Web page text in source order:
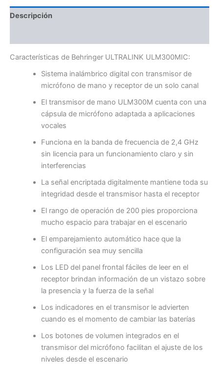
Descripción
Características de Behringer ULTRALINK ULM300MIC:
Sistema inalámbrico digital con transmisor de
micrófono de mano y receptor de un solo canal
El transmisor de mano ULM300M cuenta con una
cápsula de micrófono adaptada a aplicaciones
vocales
Funciona en la banda de frecuencia de 2,4 GHz
sin licencia para un funcionamiento claro y sin
interferencias
La señal encriptada digitalmente mantiene toda su
integridad desde el transmisor hasta el receptor
El rango de operación de 200 pies proporciona
mucho espacio para trabajar en el escenario
El emparejamiento automático hace que la
configuración sea muy sencilla
Los LED del panel frontal fáciles de leer en el
receptor brindan información de un vistazo sobre
la presencia y la fuerza de la señal
Los indicadores en el transmisor le advierten
cuando es el momento de cambiar las baterías
Los botones de volumen integrados en el
transmisor del micrófono facilitan el ajuste de los
niveles desde el escenario